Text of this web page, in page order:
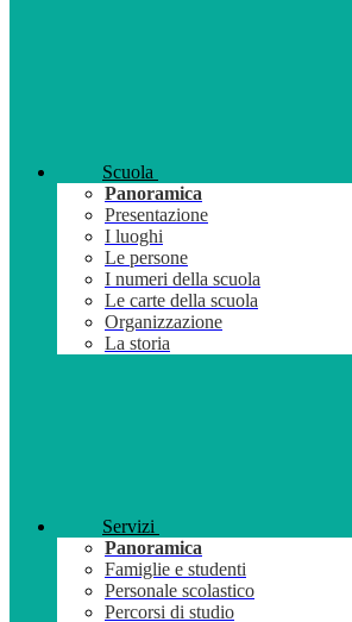
Scuola
Panoramica
Presentazione
I luoghi
Le persone
I numeri della scuola
Le carte della scuola
Organizzazione
La storia
Servizi
Panoramica
Famiglie e studenti
Personale scolastico
Percorsi di studio